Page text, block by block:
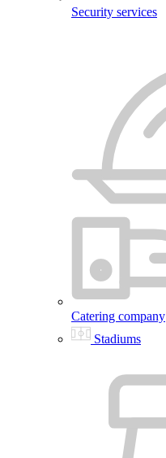
Security services
Catering company
Stadiums